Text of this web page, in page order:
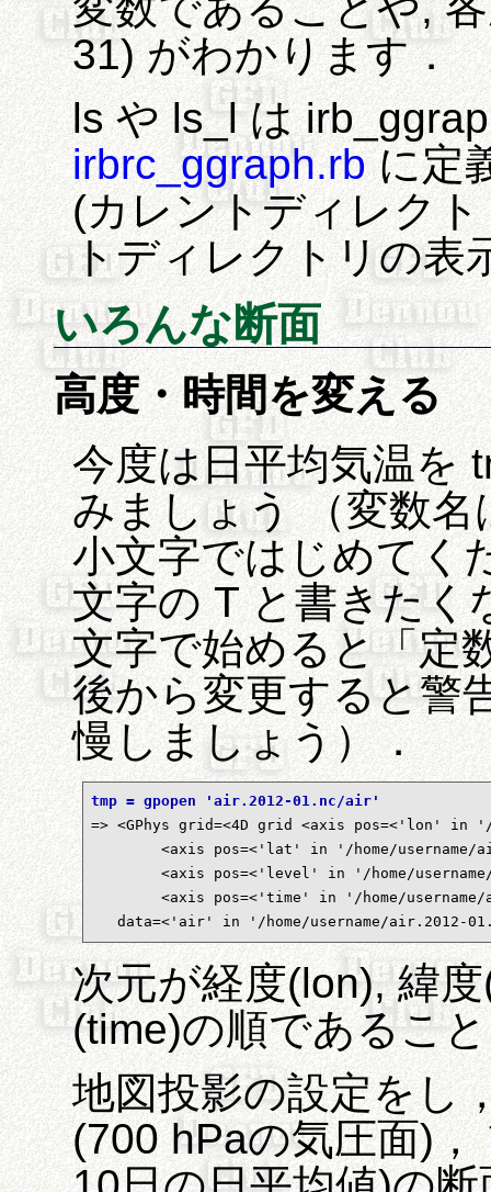
31) がわかります．
ls や ls_l は
irbrc_ggraph.rbに定
(カレントディレク
トディレクトリの表
いろんな断面
高度・時間を変える
今度は日平均気温を
みましょう （変数
小文字ではじめてく
文字の T と書きたく
文字で始めると「定
後から変更すると警
慢しましょう）．
tmp = gpopen 'air.2012-01.nc/air'
=> <GPhys grid=<4D grid <axis pos=<'lon' in
<axis pos=<'lat' in '/home/username/
<axis pos=<'level' in '/home/
<axis pos=<'time' in '/home/
data=<'air' in '/home/username/air.2012-
次元が経度(lon), 緯
(time)の順であるこ
地図投影の設定をし
(700 hPaの気圧面)